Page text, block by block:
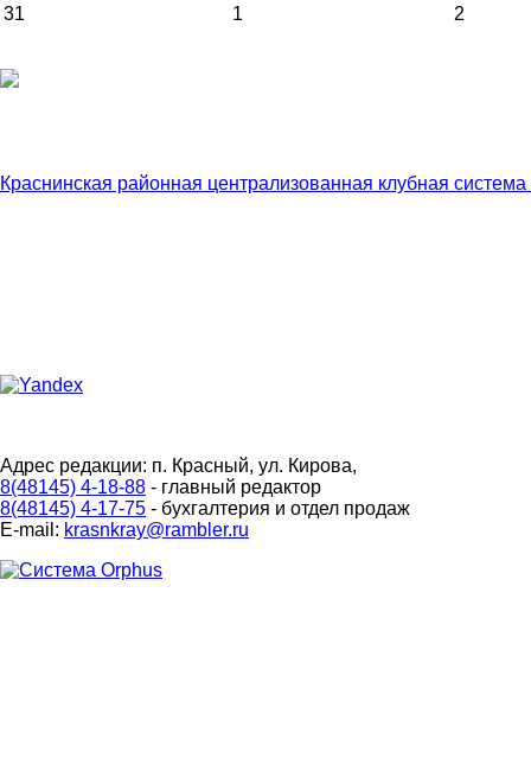
31
1 2
Краснинская районная централизованная клубная
Адрес редакции: п. Красный, ул. Кирова,
8(48145) 4-18-88 - главный редактор
8(48145) 4-17-75 - бухгалтерия и отдел продаж
E-mail: krasnkray@rambler.ru